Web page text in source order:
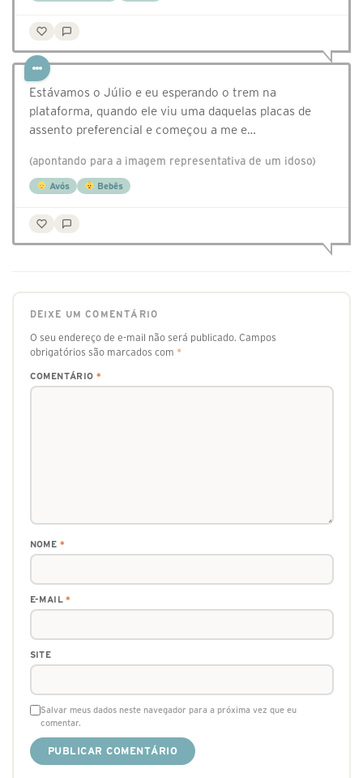
Estávamos o Júlio e eu esperando o trem na
plataforma, quando ele viu uma daquelas placas de
assento preferencial e começou a me e…
(apontando para a imagem representativa de um idoso)
Avós Bebês
DEIXE UM COMENTÁRIO
O seu endereço de e-mail não será publicado. Campos
obrigatórios são marcados com *
COMENTÁRIO *
NOME *
E-MAIL*
SITE
Salvar meus dados neste navegador para a próxima vez que eu
comentar.